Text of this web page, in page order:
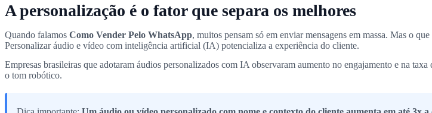
A personalização é o fator que separa os melhores
Quando falamos Como Vender Pelo WhatsApp, muitos pensam só em enviar mensagens em massa. Mas o
Personalizar áudio e vídeo com inteligência artificial (IA) potencializa a experiência do cliente.
Empresas brasileiras que adotaram áudios personalizados com IA observaram aumento no engajamento e na
o tom robótico.